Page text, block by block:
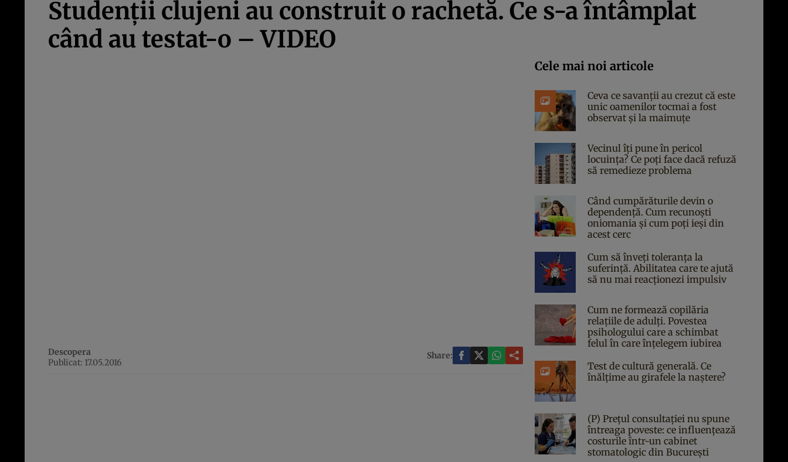
Studenţii clujeni au construit o rachetă. Ce s-a întâmplat
când au testat-o – VIDEO
Descopera
Publicat: 17.05.2016
Share:
Cele mai noi articole
Ceva ce savanții au crezut că este
unic oamenilor tocmai a fost
observat și la maimuțe
Vecinul îți pune în pericol
locuința? Ce poți face dacă refuză
să remedieze problema
Când cumpărăturile devin o
dependență. Cum recunoști
oniomania și cum poți ieși din
acest cerc
Cum să înveți toleranța la
suferință. Abilitatea care te ajută
să nu mai reacționezi impulsiv
Cum ne formează copilăria
relațiile de adulți. Povestea
psihologului care a schimbat
felul în care înțelegem iubirea
Test de cultură generală. Ce
înălțime au girafele la naștere?
(P) Prețul consultației nu spune
întreaga poveste: ce influențează
costurile într-un cabinet
stomatologic din București